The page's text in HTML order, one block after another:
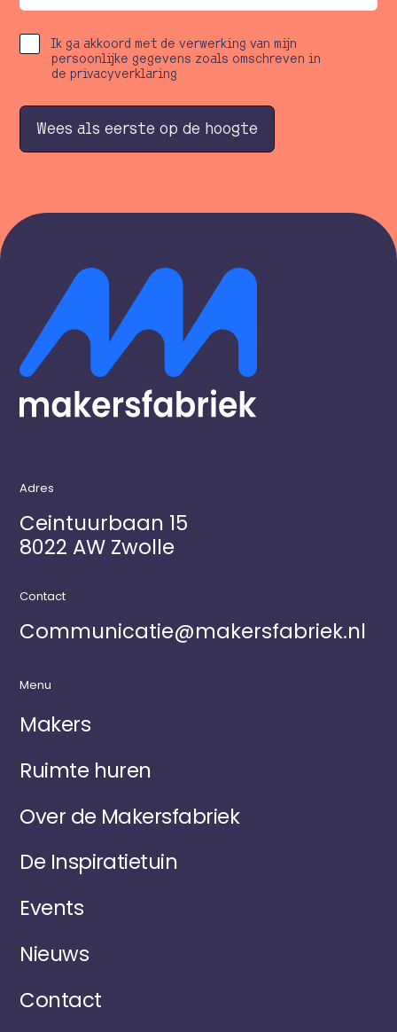
Ik ga akkoord met de verwerking van mijn
persoonlijke gegevens zoals omschreven in
de privacyverklaring
Wees als eerste op de hoogte
Adres
Ceintuurbaan 15
8022 AW Zwolle
Contact
Communicatie@makersfabriek.nl
Menu
Makers
Ruimte huren
Over de Makersfabriek
De Inspiratietuin
Events
Nieuws
Contact